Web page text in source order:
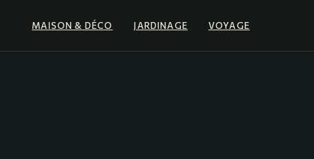
MAISON & DÉCO JARDINAGE VOYAGE